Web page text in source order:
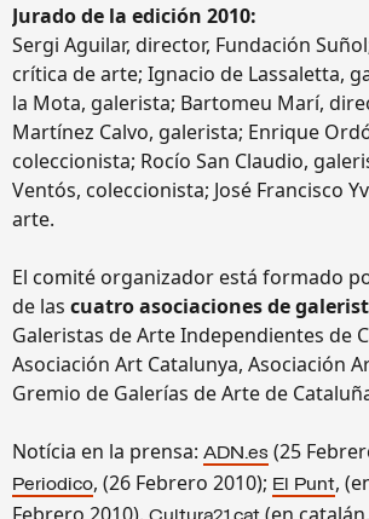
Jurado de la edición 2010:
Sergi Aguilar, director, Fundación
crítica de arte; Ignacio de Lassaletta,
la Mota, galerista; Bartomeu Marí,
Martínez Calvo, galerista; Enrique
coleccionista; Rocío San Claudio,
Ventós, coleccionista; José Francisco
arte.
El comité organizador está formado
de las cuatro asociaciones de
Galeristas de Arte Independientes de
Asociación Art Catalunya, Asociación
Gremio de Galerías de Arte de
Notícia en la prensa: ADN.es (25
Periodico, (26 Febrero 2010); El Punt,